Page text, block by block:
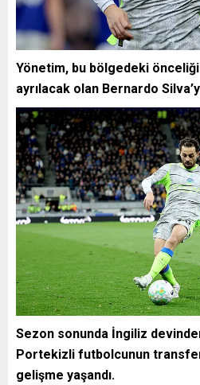
Yönetim, bu bölgedeki
ayrılacak olan Bernardo
Sezon sonunda İngiliz
Portekizli futbolcunun
gelişme yaşandı.